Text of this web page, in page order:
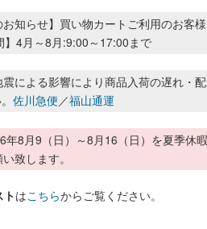
お知らせ】買い物カートご利用のお客
】4月～8月:9:00～17:00まで
による影響により商品入荷の遅れ・
佐川急便／福山通運
年8月9（日）～8月16（日）を夏季休
致します。
はこちらからご覧ください。